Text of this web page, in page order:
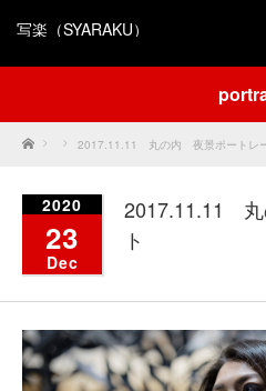
写楽（SYARAKU）
Home 2017.11.11 丸の内 夜景ポートレ
2020
23
Dec
2017.11.11
ト